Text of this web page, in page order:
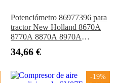
Potenciómetro 86977396 para
tractor New Holland 8670A
8770A 8870A 8970A
CR960 CR970 CR9040
34,66 €
-19%